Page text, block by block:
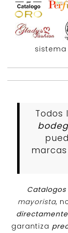
Todos
marcas
Catalogos
mayorista,
garantiza